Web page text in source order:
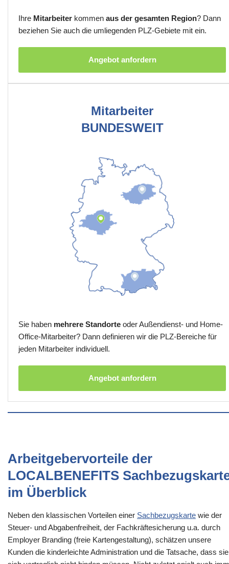
Ihre Mitarbeiter kommen aus der gesamten Region? Dann
beziehen Sie auch die umliegenden PLZ-Gebiete mit ein.
Angebot anfordern
Mitarbeiter
BUNDESWEIT
Sie haben mehrere Standorte oder Außendienst- und Home-
Office-Mitarbeiter? Dann definieren wir die PLZ-Bereiche für
jeden Mitarbeiter individuell.
Angebot anfordern
Arbeitgebervorteile der
LOCALBENEFITS
im Überblick
Neben den klassischen Vorteilen einer Sachbezugskarte wie der
Steuer- und Abgabenfreiheit, der Fachkräftesicherung u.a. durch
Employer Branding (freie Kartengestaltung), schätzen unsere
Kunden die kinderleichte Administration und die Tatsache, dass sie